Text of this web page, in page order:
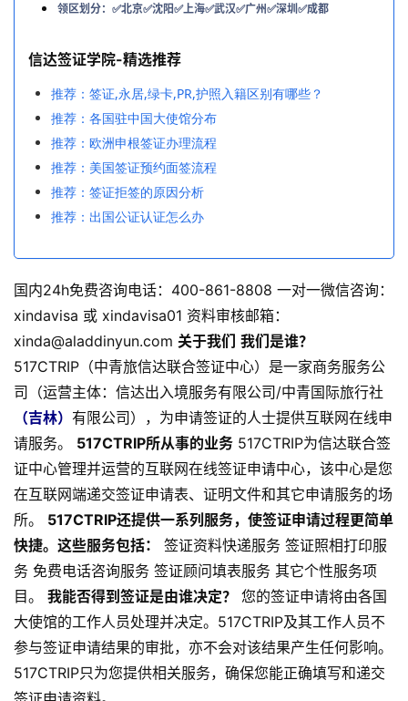
领区划分：✅北京✅沈阳✅上海✅武汉✅广州✅深圳✅成都
信达签证学院-精选推荐
推荐：签证,永居,绿卡,PR,护照入籍区别有哪些？
推荐：各国驻中国大使馆分布
推荐：欧洲申根签证办理流程
推荐：美国签证预约面签流程
推荐：签证拒签的原因分析
推荐：出国公证认证怎么办
国内24h免费咨询电话：400-861-8808 一对一微信咨询：
xindavisa 或 xindavisa01 资料审核邮箱：
xinda@aladdinyun.com 关于我们 我们是谁？
517CTRIP（中青旅信达联合签证中心）是一家商务服务公
司（运营主体：信达出入境服务有限公司/中青国际旅行社
（吉林） 有限公司），为申请签证的人士提供互联网在线申
请服务。 517CTRIP所从事的业务 517CTRIP为信达联合签
证中心管理并运营的互联网在线签证申请中心，该中心是您
在互联网端递交签证申请表、证明文件和其它申请服务的场
所。 517CTRIP还提供一系列服务，使签证申请过程更简单
快捷。这些服务包括：
签证资料快递服务 签证照相打印服
务 免费电话咨询服务 签证顾问填表服务 其它个性服务项
目。 我能否得到签证是由谁决定？
您的签证申请将由各国
大使馆的工作人员处理并决定。517CTRIP及其工作人员不
参与签证申请结果的审批，亦不会对该结果产生任何影响。
517CTRIP只为您提供相关服务，确保您能正确填写和递交